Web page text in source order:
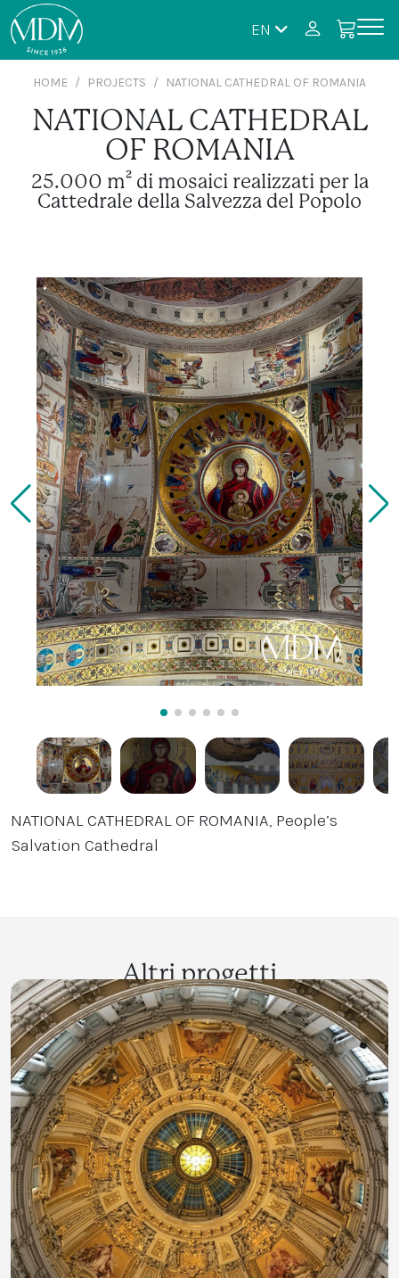
EN
HOME PROJECTS NATIONAL CATHEDRAL OF ROMANIA
NATIONAL CATHEDRAL
OF ROMANIA
25.000 m² di mosaici realizzati per la
Cattedrale della Salvezza del Popolo
NATIONAL CATHEDRAL OF ROMANIA, People’s
Salvation Cathedral
Altri progetti